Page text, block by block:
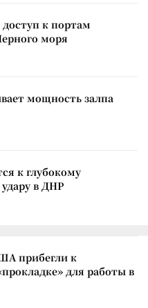
к портам
моря
мощность залпа
к глубокому
в ДНР
прибегли к
для работы в